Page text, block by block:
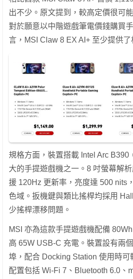
出不少。原文提到，較高定價很可
對於願意以中階遊戲筆電價錢購買
言，MSI Claw 8 EX AI+ 至少提供
規格方面，裝置搭載 Intel Arc B390
大的手提遊戲機之一。8 吋螢幕解
援 120Hz 更新率，亮度達 500 nits
色域。扳機鍵與類比搖桿均採用
少搖桿漂移問題。
MSI 亦為這款手提遊戲機配備
高 65W USB-C 充電。裝置設有兩
埠，配合 Docking Station 使用時可
配置包括 Wi-Fi 7、Bluetooth 6.0、